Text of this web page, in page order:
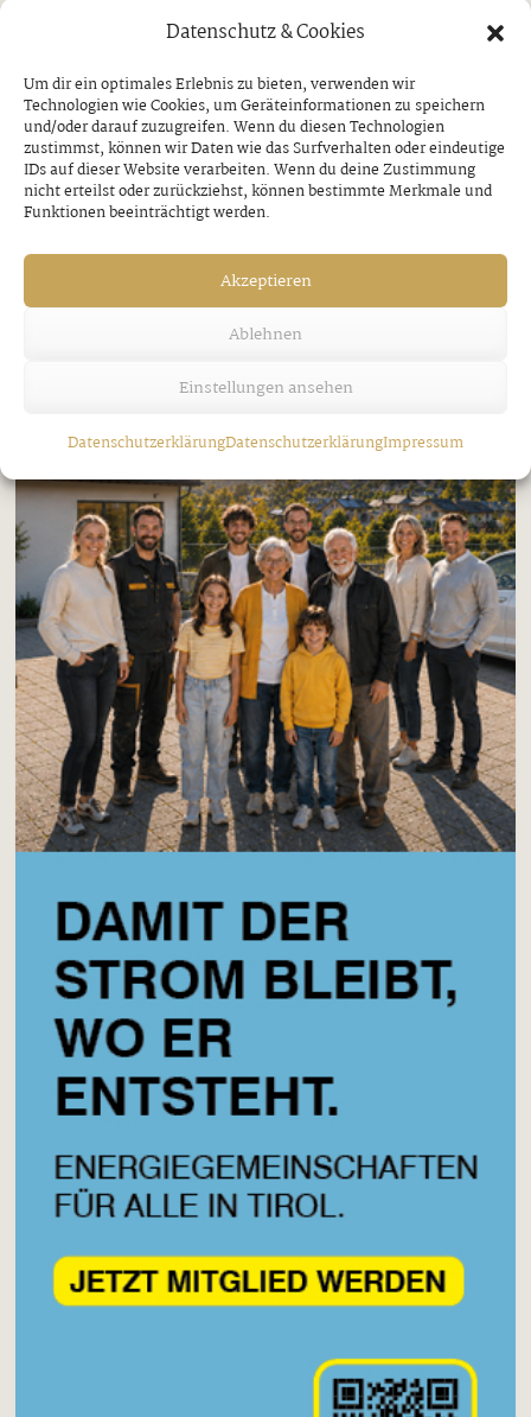
Datenschutz & Cookies
Um dir ein optimales Erlebnis zu bieten, verwenden wir
Technologien wie Cookies, um Geräteinformationen zu speichern
und/oder darauf zuzugreifen. Wenn du diesen Technologien
zustimmst, können wir Daten wie das Surfverhalten oder eindeutige
IDs auf dieser Website verarbeiten. Wenn du deine Zustimmung
nicht erteilst oder zurückziehst, können bestimmte Merkmale und
Funktionen beeinträchtigt werden.
Akzeptieren
Ablehnen
Einstellungen ansehen
DatenschutzerklärungDatenschutzerklärungImpressum
Freitag, 7. August 2026